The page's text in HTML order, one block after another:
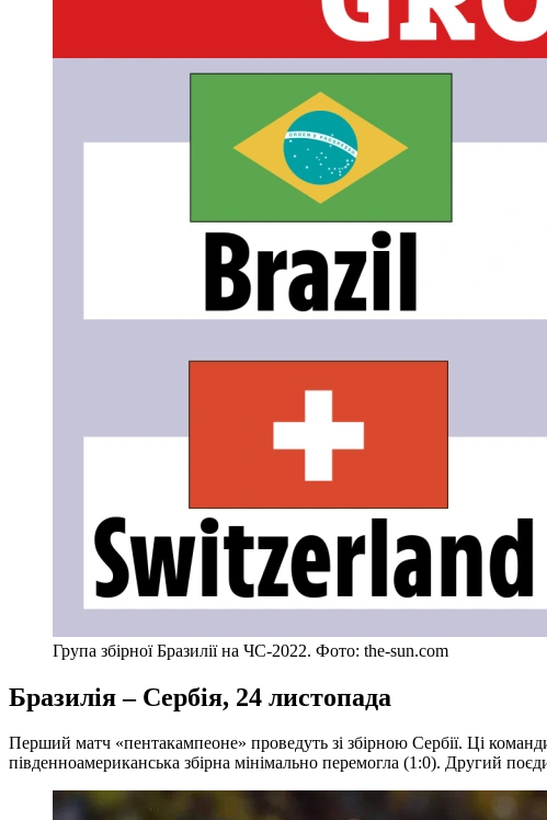
Група збірної Бразилії на ЧС-2022. Фото: the-sun.com
Бразилія – Сербія, 24 листопада
Перший матч «пентакампеоне» проведуть зі збірною Сербії. Ці
південноамериканська збірна мінімально перемогла (1:0). Другий